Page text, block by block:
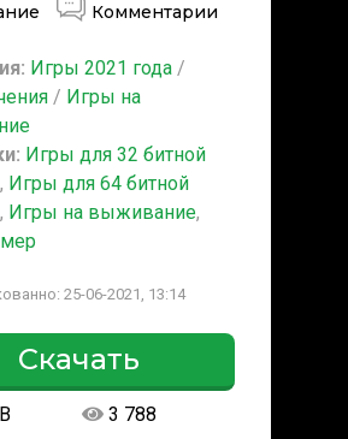
Комментарии
Игры 2021 года /
/ Игры на
Игры для 32 битной
, Игры для 64 битной
, Игры на выживание,
25-06-2021, 13:14
Скачать
3 788